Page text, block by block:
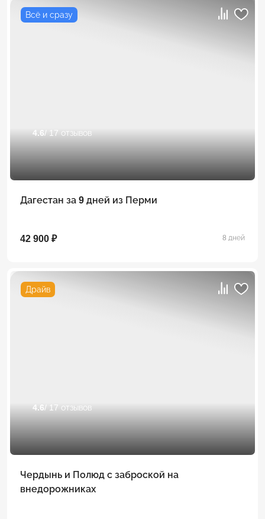
Всё и сразу
4.6/ 17 отзывов
Дагестан за 9 дней из Перми
42 900 ₽ 8 дней
Драйв
4.6/ 17 отзывов
Чердынь и Полюд с заброской на
внедорожниках